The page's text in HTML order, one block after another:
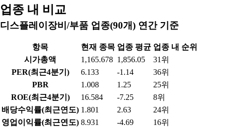
업종 내 비교
디스플레이장비/부품 업종(90개) 연간 기준
항목 현재 종목 업종 평균 업종 내 순위
시가총액
1,165.678 1,856.05
31위
PER(최근4분기)
6.133 -1.14
36위
PBR
1.008 1.25
25위
ROE(최근4분기)
16.584 -7.25
8위
배당수익률(최근연도) 1.801 2.63
24위
영업이익률(최근연도) 8.931 -4.69
16위